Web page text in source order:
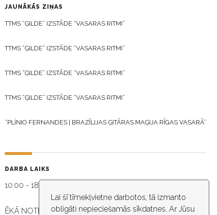
Lai šī tīmekļvietne darbotos, tā izmanto
obligāti nepieciešamās sīkdatnes. Ar Jūsu
JAUNĀKĀS ZIŅAS
TTMS “ĢILDE” IZSTĀDE “VASARAS RITMI”
TTMS “ĢILDE” IZSTĀDE “VASARAS RITMI”
TTMS “ĢILDE” IZSTĀDE “VASARAS RITMI”
TTMS “ĢILDE” IZSTĀDE “VASARAS RITMI”
“PLÍNIO FERNANDES | BRAZĪLIJAS ĢITĀRAS MAĢIJA RĪGAS VASARĀ”
DARBA LAIKS
10:00 - 18:30
ĒKĀ NOTIEK VIDEO NOVĒROŠANA